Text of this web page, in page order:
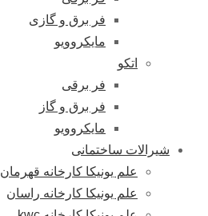
فر برق و گازی
مایکروویو
اتکو
فر برقی
فر برق و گاز
مایکروویو
شیرالات ساختمانی
علم یونیکا کارخانه قهرمان
علم یونیکا کارخانه راسان